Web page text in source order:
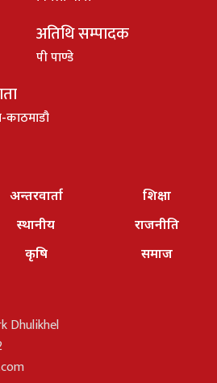
अतिथि सम्पादक
पी पाण्डे
अन्तरवार्ता
स्थानीय
कृषि
शिक्षा
राजनीति
समाज
Dhulikhel